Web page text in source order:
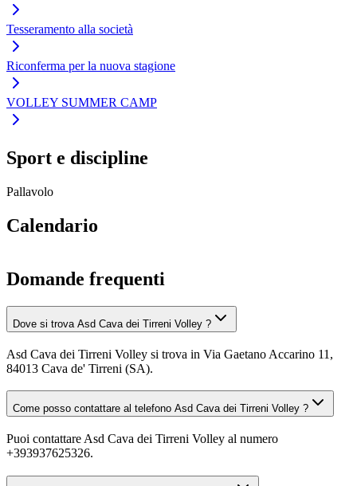
Tesseramento alla società
Riconferma per la nuova stagione
VOLLEY SUMMER CAMP
Sport e discipline
Pallavolo
Calendario
Domande frequenti
Dove si trova Asd Cava dei Tirreni Volley ?
Asd Cava dei Tirreni Volley si trova in Via Gaetano Accarino 11,
84013 Cava de' Tirreni (SA).
Come posso contattare al telefono Asd Cava dei Tirreni Volley ?
Puoi contattare Asd Cava dei Tirreni Volley al numero
+393937625326.